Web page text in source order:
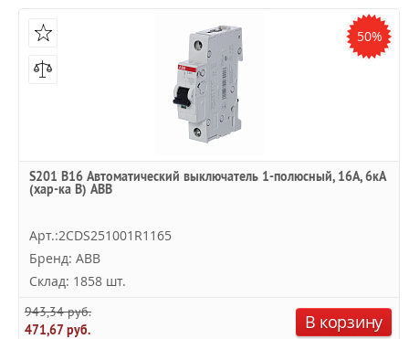
50%
S201 B16 Автоматический выключатель 1-полюсный, 16А, 6кА
(хар-ка B) ABB
Арт.:2CDS251001R1165
Бренд: ABB
Склад: 1858 шт.
943,34 руб.
471,67 руб.
В корзину